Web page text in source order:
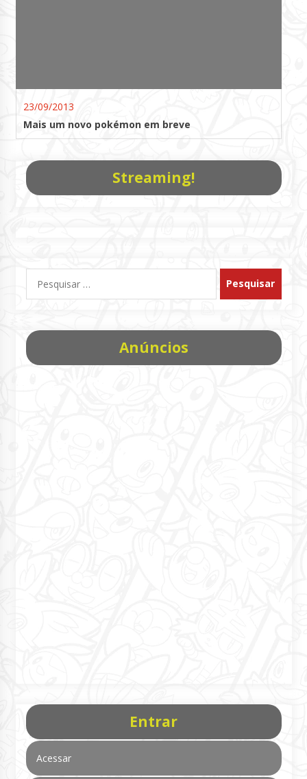
23/09/2013
Mais um novo pokémon em breve
Streaming!
por:
Anúncios
Entrar
Acessar